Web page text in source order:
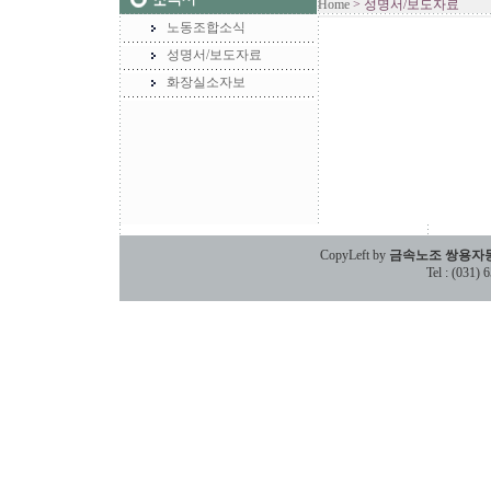
노동조합소식
성명서/보도자료
화장실소자보
Home > 성명서/보도자료
CopyLeft by 금속노조 쌍용자
Tel : (031)